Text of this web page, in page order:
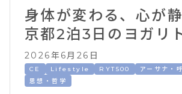
身体が変わる、心が静
京都2泊3日のヨガリ
2026年6月26日
CE Lifestyle RYT500 アーサナ・
思想・哲学